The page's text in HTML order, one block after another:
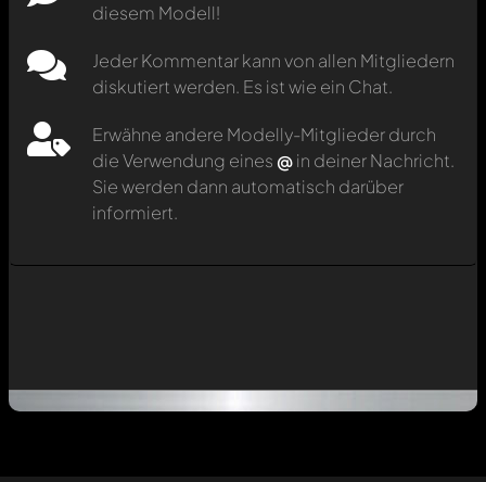
diesem Modell!
Jeder Kommentar kann von allen Mitgliedern
diskutiert werden. Es ist wie ein Chat.
Erwähne andere Modelly-Mitglieder durch
die Verwendung eines @in deiner Nachricht.
Sie werden dann automatisch darüber
informiert.